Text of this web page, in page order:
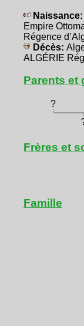
Naissance:
Empire
Régence
Décès:
ALGÉRIE
Parents et
?
Frères et
Famille